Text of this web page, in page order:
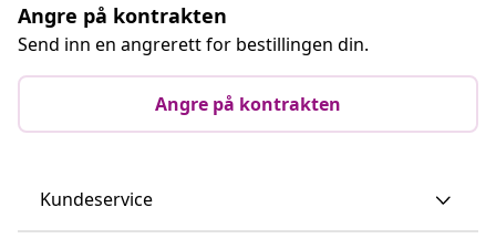
Angre på kontrakten
Send inn en angrerett for bestillingen din.
Angre på kontrakten
Kundeservice